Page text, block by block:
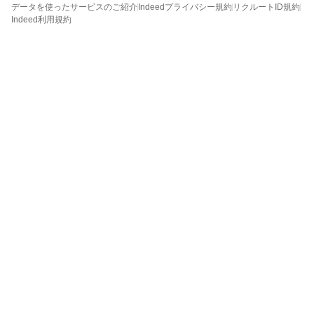
データを使ったサービスのご紹介 Indeedプライバシー規約 リクルートID規約
Indeed利用規約